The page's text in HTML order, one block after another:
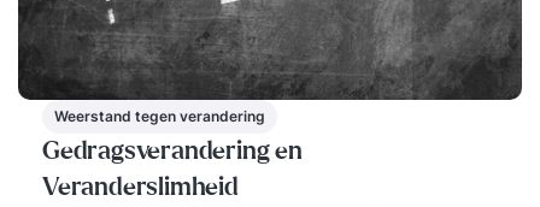
Weerstand tegen verandering
Gedragsverandering en
Veranderslimheid